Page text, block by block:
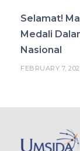
Selamat!
Medali
Nasional
FEBRUARY 7,